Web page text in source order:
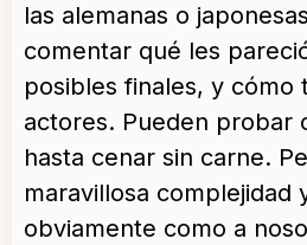
las alemanas o
comentar qué les
posibles finales, y cómo
actores. Pueden probar
hasta cenar sin carne.
maravillosa complejidad
obviamente como a